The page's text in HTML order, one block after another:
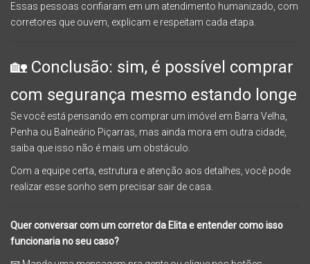
Essas pessoas confiaram em um atendimento humanizado, com
corretores que ouvem, explicam e respeitam cada etapa.
🏡 Conclusão: sim, é possível comprar
com segurança mesmo estando longe
Se você está pensando em comprar um imóvel em Barra Velha,
Penha ou Balneário Piçarras, mas ainda mora em outra cidade,
saiba que isso não é mais um obstáculo.
Com a equipe certa, estrutura e atenção aos detalhes, você pode
realizar esse sonho sem precisar sair de casa.
Quer conversar com um corretor da Elita e entender como isso
funcionaria no seu caso?